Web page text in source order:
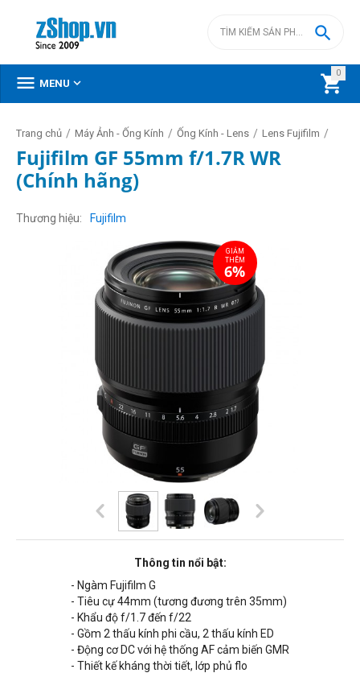
0


 MENU 
Trang chủ / Máy Ảnh - Ống Kính / Ống Kính - Lens / Lens Fujifilm /
Fujifilm GF 55mm f/1.7R WR
(Chính hãng)
Thương hiệu Fujifilm
Thông tin nổi bật:
- Ngàm Fujifilm G
- Tiêu cự 44mm (tương đương trên 35mm)
- Khẩu độ f/1.7 đến f/22
- Gồm 2 thấu kính phi cầu, 2 thấu kính ED
- Động cơ DC với hệ thống AF cảm biến GMR
- Thiết kế kháng thời tiết, lớp phủ flo